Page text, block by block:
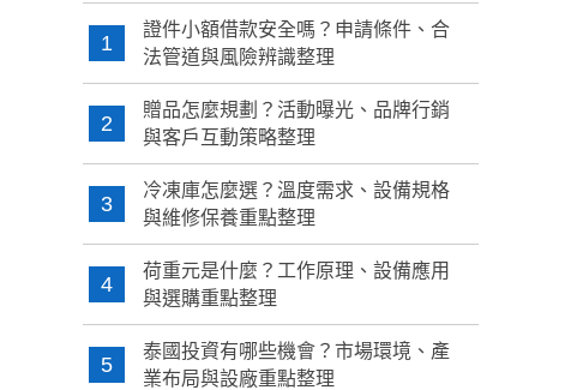
1
證件小額借款安全嗎？申請條件、合
法管道與風險辨識整理
2
贈品怎麼規劃？活動曝光、品牌行銷
與客戶互動策略整理
3
冷凍庫怎麼選？溫度需求、設備規格
與維修保養重點整理
4
荷重元是什麼？工作原理、設備應用
與選購重點整理
5
泰國投資有哪些機會？市場環境、產
業布局與設廠重點整理